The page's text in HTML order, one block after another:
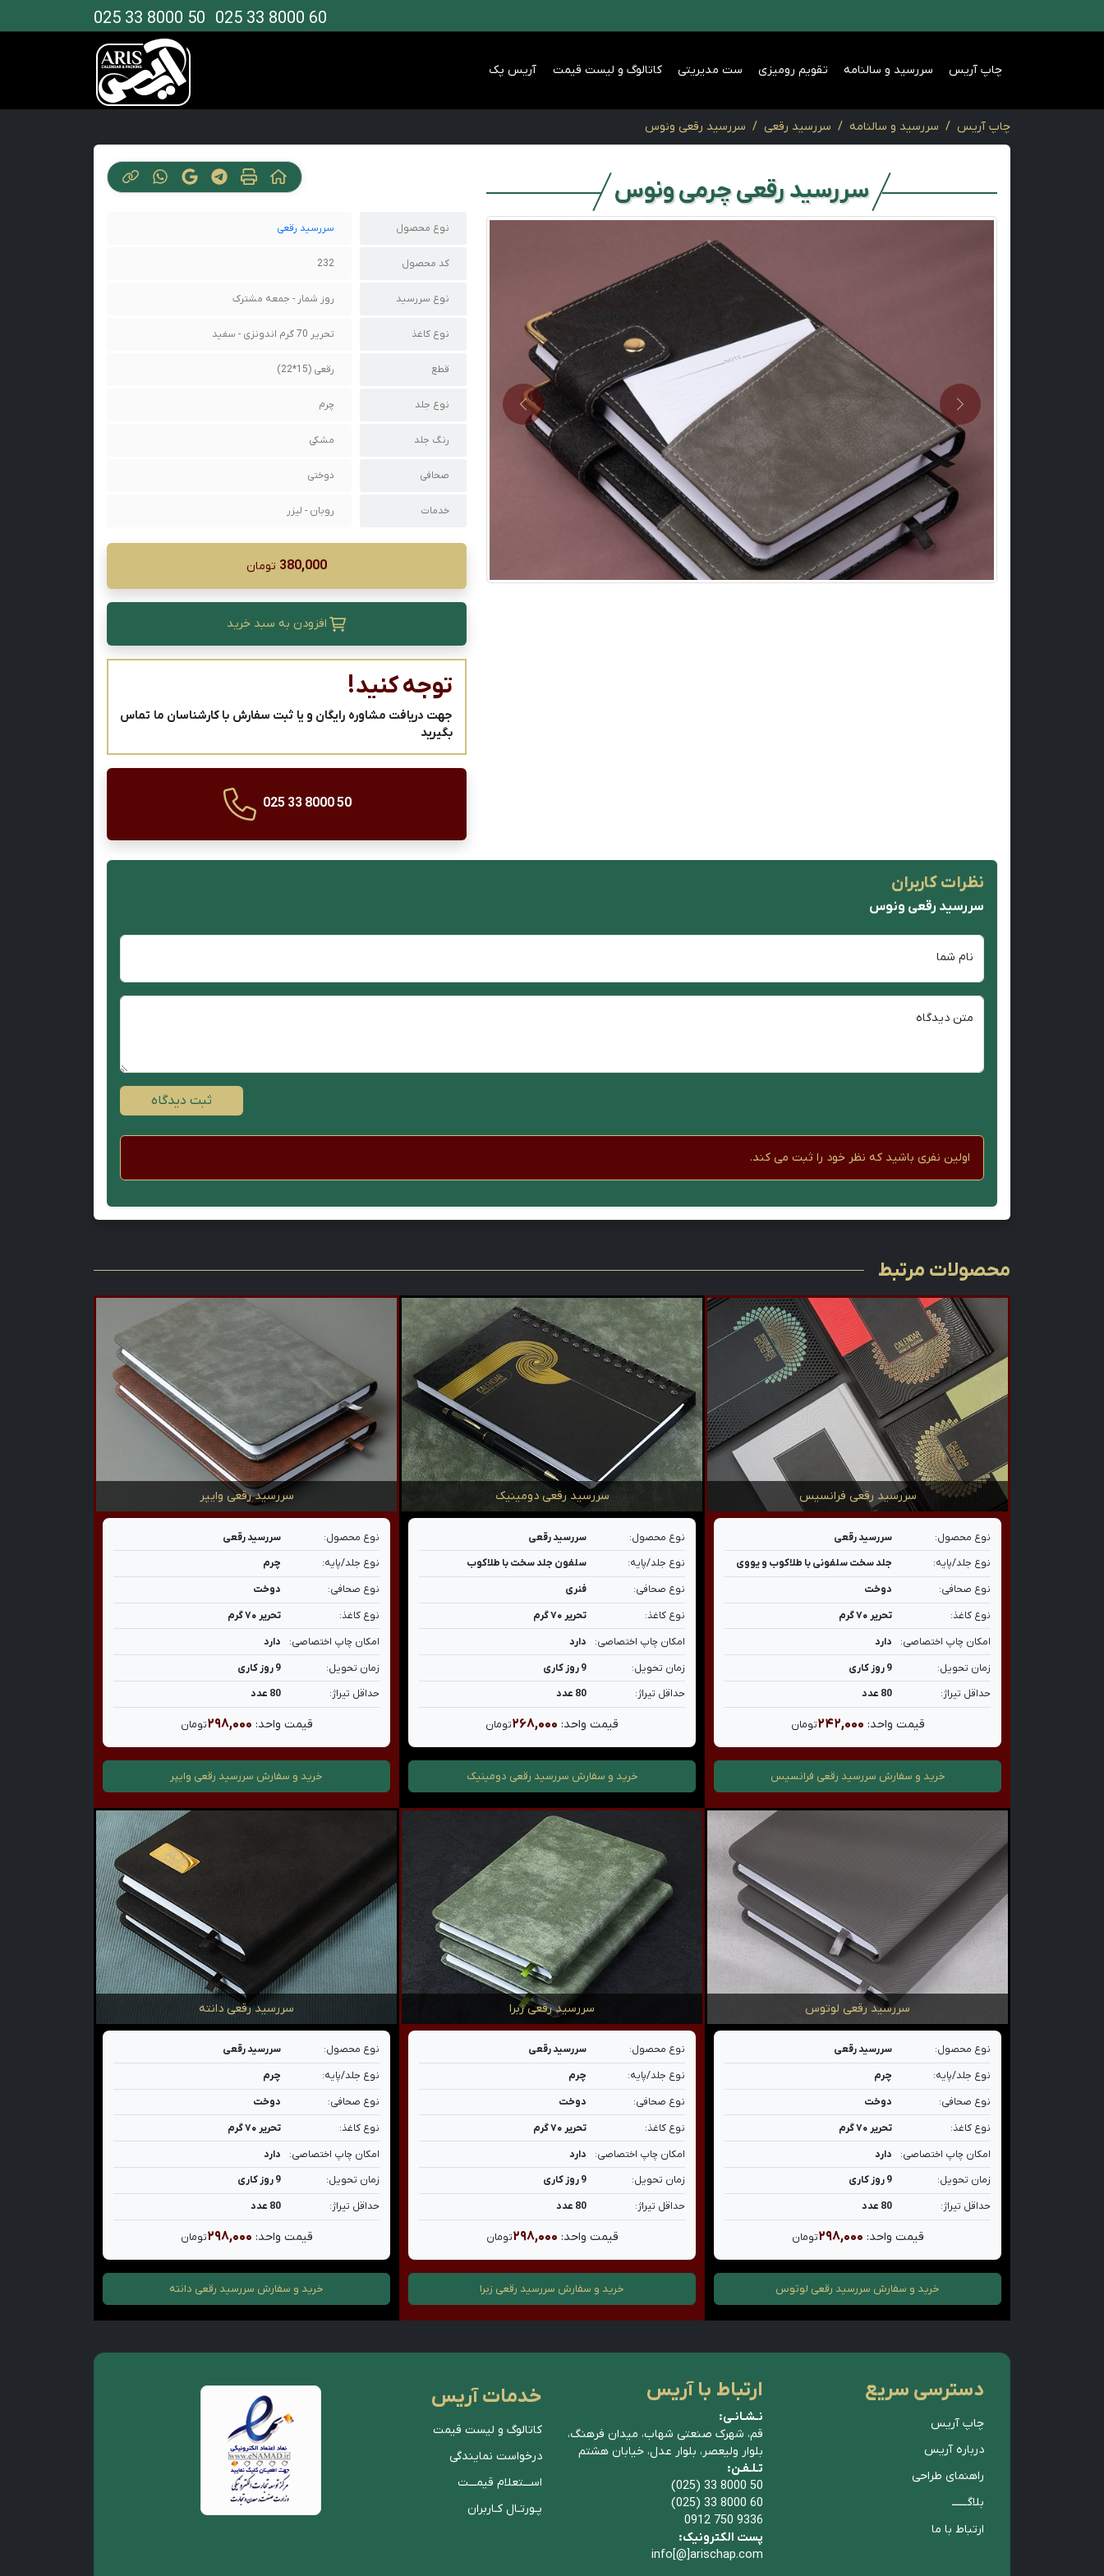
025 33 8000 60
025 33 8000 50
چاپ آریس سررسید و سالنامه تقویم رومیزی ست مدیریتی کاتالوگ و لیست قیمت آریس پک
چاپ آریس سررسید و سالنامه سررسید رقعی سررسید رقعی ونوس
سررسید رقعی چرمی ونوس
Previous
Next
نوع محصول سررسید رقعی
کد محصول 232
نوع سررسید روز شمار - جمعه مشترک
نوع کاغذ تحریر 70 گرم اندونزی - سفید
قطع رقعی (15*22)
نوع جلد چرم
رنگ جلد مشکی
صحافی دوختی
خدمات روبان - لیزر
380,000 تومان
افزودن به سبد خرید
توجه کنید!
جهت دریافت مشاوره رایگان و یا ثبت سفارش با کارشناسان ما تماس
بگیرید
025 33 8000 50
نظرات کاربران
سررسید رقعی ونوس
نام شما
متن دیدگاه
ثبت دیدگاه
اولین نفری باشید که نظر خود را ثبت می کند.
محصولات مرتبط
سررسید رقعی فرانسیس
نوع محصول:
سررسید رقعی
نوع جلد/پایه:
جلد سخت سلفونی با طلاکوب و یووی
نوع صحافی:
دوخت
نوع کاغذ:
تحریر ۷۰ گرم
امکان چاپ اختصاصی:
دارد
زمان تحویل:
9 روز کاری
حداقل تیراژ:
80 عدد
قیمت واحد: ۲۴۲,۰۰۰تومان
خرید و سفارش سررسید رقعی فرانسیس
سررسید رقعی دومینیک
نوع محصول:
سررسید رقعی
نوع جلد/پایه:
سلفون جلد سخت با طلاکوب
نوع صحافی:
فنری
نوع کاغذ:
تحریر ۷۰ گرم
امکان چاپ اختصاصی:
دارد
زمان تحویل:
9 روز کاری
حداقل تیراژ:
80 عدد
قیمت واحد: ۲۶۸,۰۰۰تومان
خرید و سفارش سررسید رقعی دومینیک
سررسید رقعی وایپر
نوع محصول:
سررسید رقعی
نوع جلد/پایه:
چرم
نوع صحافی:
دوخت
نوع کاغذ:
تحریر ۷۰ گرم
امکان چاپ اختصاصی:
دارد
زمان تحویل:
9 روز کاری
حداقل تیراژ:
80 عدد
قیمت واحد: ۲۹۸,۰۰۰تومان
خرید و سفارش سررسید رقعی وایپر
سررسید رقعی لوتوس
نوع محصول:
سررسید رقعی
نوع جلد/پایه:
چرم
نوع صحافی:
دوخت
نوع کاغذ:
تحریر ۷۰ گرم
امکان چاپ اختصاصی:
دارد
زمان تحویل:
9 روز کاری
حداقل تیراژ:
80 عدد
قیمت واحد: ۲۹۸,۰۰۰تومان
خرید و سفارش سررسید رقعی لوتوس
سررسید رقعی زبرا
نوع محصول:
سررسید رقعی
نوع جلد/پایه:
چرم
نوع صحافی:
دوخت
نوع کاغذ:
تحریر ۷۰ گرم
امکان چاپ اختصاصی:
دارد
زمان تحویل:
9 روز کاری
حداقل تیراژ:
80 عدد
قیمت واحد: ۲۹۸,۰۰۰تومان
خرید و سفارش سررسید رقعی زبرا
سررسید رقعی دانته
نوع محصول:
سررسید رقعی
نوع جلد/پایه:
چرم
نوع صحافی:
دوخت
نوع کاغذ:
تحریر ۷۰ گرم
امکان چاپ اختصاصی:
دارد
زمان تحویل:
9 روز کاری
حداقل تیراژ:
80 عدد
قیمت واحد: ۲۹۸,۰۰۰تومان
خرید و سفارش سررسید رقعی دانته
دسترسی سریع
چاپ آریس
درباره آریس
راهنمای طراحی
بلاگــــــ
ارتباط با ما
ارتباط با آریس
نـشـانـی:
قم، شهرک صنعتی شهاب، میدان فرهنگ،
بلوار ولیعصر، بلوار عدل، خیابان هشتم
تـلـفـن:
(025) 33 8000 50
(025) 33 8000 60
0912 750 9336
پست الکترونیک:
info[@]arischap.com
خدمات آریس
کاتالوگ و لیست قیمت
درخواست نمایندگی
اســـتعلام قیمـــت
پـورتـال کـاربران